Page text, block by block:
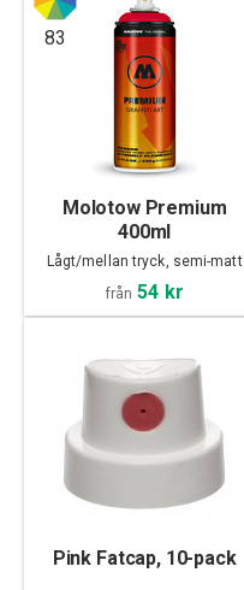
83
Molotow Premium
400ml
Lågt/mellan tryck, semi-matt
från 54 kr
Pink Fatcap, 10-pack